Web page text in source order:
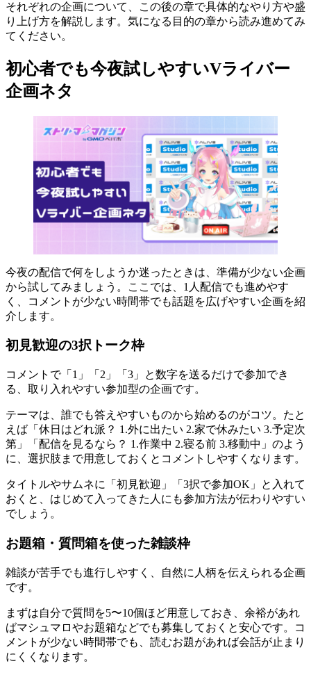
それぞれの企画について、この後の章で具体的なやり方や盛
り上げ方を解説します。気になる目的の章から読み進めてみ
てください。
初心者でも今夜試しやすいVライバー
企画ネタ
今夜の配信で何をしようか迷ったときは、準備が少ない企画
から試してみましょう。ここでは、1人配信でも進めやす
く、コメントが少ない時間帯でも話題を広げやすい企画を紹
介します。
初見歓迎の3択トーク枠
コメントで「1」「2」「3」と数字を送るだけで参加でき
る、取り入れやすい参加型の企画です。
テーマは、誰でも答えやすいものから始めるのがコツ。たと
えば「休日はどれ派？ 1.外に出たい 2.家で休みたい 3.予定次
第」「配信を見るなら？ 1.作業中 2.寝る前 3.移動中」のよう
に、選択肢まで用意しておくとコメントしやすくなります。
タイトルやサムネに「初見歓迎」「3択で参加OK」と入れて
おくと、はじめて入ってきた人にも参加方法が伝わりやすい
でしょう。
お題箱・質問箱を使った雑談枠
雑談が苦手でも進行しやすく、自然に人柄を伝えられる企画
です。
まずは自分で質問を5〜10個ほど用意しておき、余裕があれ
ばマシュマロやお題箱などでも募集しておくと安心です。コ
メントが少ない時間帯でも、読むお題があれば会話が止まり
にくくなります。